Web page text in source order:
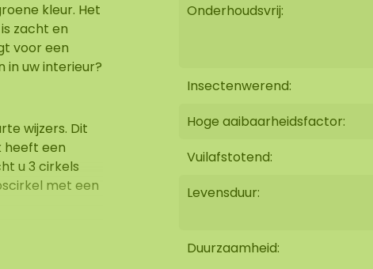
kleur. Het
zacht en
voor een
in uw interieur?
wijzers. Dit
heeft een
u 3 cirkels
met een
Onderhoudsvrij:
Insectenwerend:
Hoge aaibaarheidsfactor:
Vuilafstotend:
Levensduur:
Duurzaamheid: